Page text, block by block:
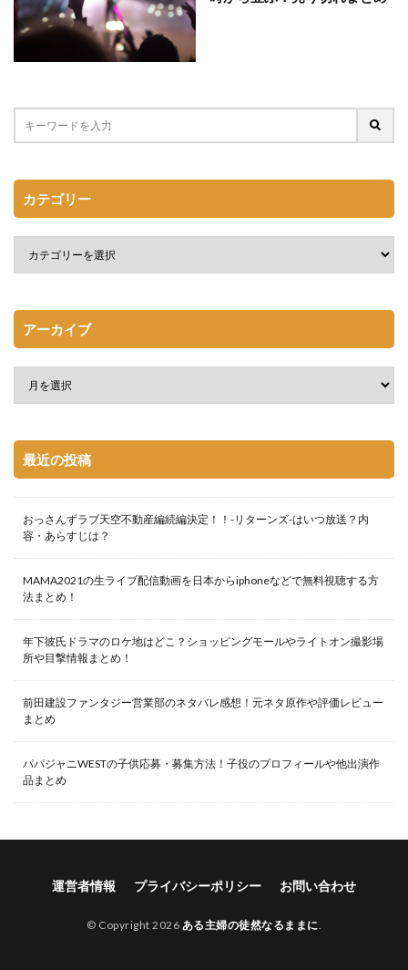
カテゴリー
アーカイブ
最近の投稿
おっさんずラブ天空不動産編続編決定！！-リターンズ-はいつ放送？内
容・あらすじは？
MAMA2021の生ライブ配信動画を日本からiphoneなどで無料視聴する方
法まとめ！
年下彼氏ドラマのロケ地はどこ？ショッピングモールやライトオン撮影場
所や目撃情報まとめ！
前田建設ファンタジー営業部のネタバレ感想！元ネタ原作や評価レビュー
まとめ
パパジャニWESTの子供応募・募集方法！子役のプロフィールや他出演作
品まとめ
運営者情報 プライバシーポリシー お問い合わせ
© Copyright 2026 ある主婦の徒然なるままに.